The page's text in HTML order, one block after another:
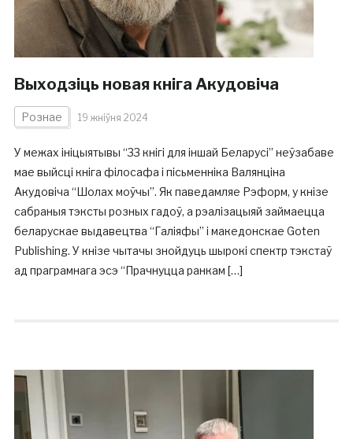
Выходзіць новая кніга Акудовіча
Рознае 19 жніўня 2024
У межах ініцыятывы “33 кнігі для іншай Беларусі” неўзабаве
мае выйсці кніга філосафа і пісьменніка Валянціна
Акудовіча “Шолах моўчы”. Як паведамляе Рэформ, у кнізе
сабраныя тэксты розных гадоў, а рэалізацыяй займаецца
беларускае выдавецтва “Галіяфы” і македонскае Goten
Publishing. У кнізе чытачы знойдуць шырокі спектр тэкстаў
ад праграмнага эсэ “Прачнуцца ранкам […]